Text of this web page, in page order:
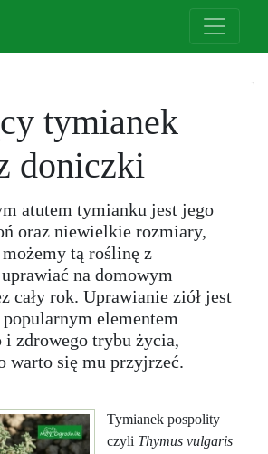
tymianek
doniczki
atutem tymianku jest jego
oraz niewielkie rozmiary,
tą roślinę z
na domowym
cały rok. Uprawianie ziół jest
elementem
i zdrowego trybu życia,
warto się mu przyjrzeć.
Tymianek pospolity
czyli Thymus vulgaris